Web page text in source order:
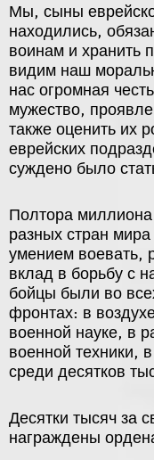
Мы, сыны
находились,
воинам и хранить
видим наш
нас огромная
мужество,
также оценить их
еврейских
суждено было
Полтора
разных стран
умением воевать,
вклад в борьбу с
бойцы были во
фронтах: в
военной науке, в
военной техники,
среди десятков
Десятки тысяч за
награждены